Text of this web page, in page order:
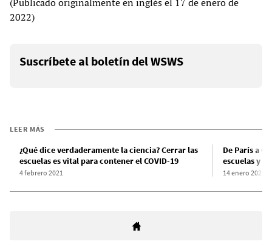
2022)
Suscríbete al boletín del WSWS
LEER MÁS
¿Qué dice verdaderamente la ciencia? Cerrar las
escuelas es vital para contener el COVID-19
4 febrero 2021
De París a
escuelas y
14 enero 2022